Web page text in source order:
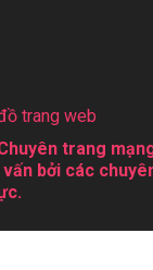
trang web
trang
bởi các